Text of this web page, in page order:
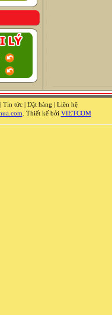
| Tin tức| Đặt hàng | Liên hệ
. Thiết kế bởi VIETCOM